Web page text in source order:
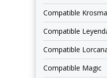
Compatible
Compatible
Compatible
Compatible Magic